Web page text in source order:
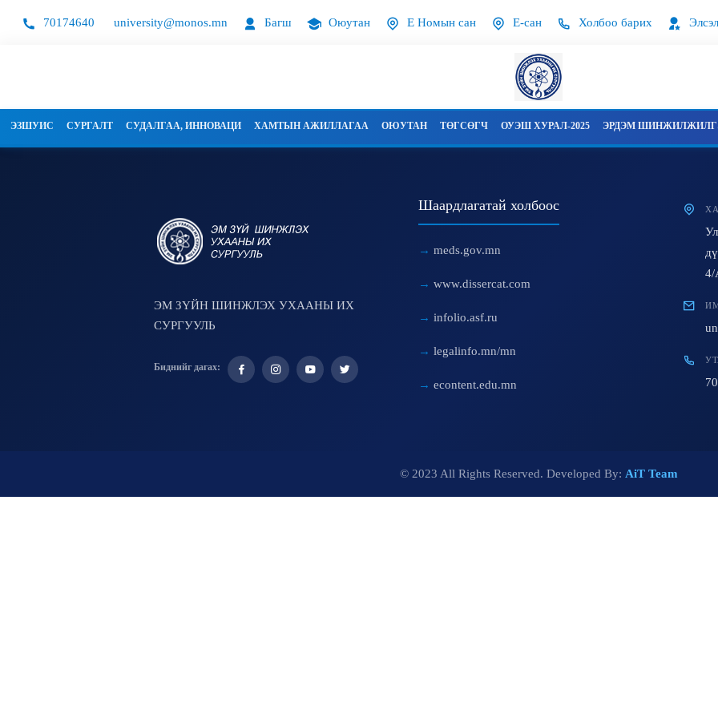
70174640 university@monos.mn Багш Оюутан Е Номын сан Е-сан Холбоо барих
ЭЗШУИС СУРГАЛТ СУДАЛГАА, ИННОВАЦИ ХАМТЫН АЖИЛЛАГАА ОЮУТАН ТӨГСӨГЧ ОУЭШ ХУРАЛ-2025 ЭРДЭМ
ЭМ ЗҮЙН ШИНЖЛЭХ УХААНЫ ИХ
СУРГУУЛЬ
Биднийг дагах:
Шаардлагатай холбоос
meds.gov.mn
www.dissercat.com
infolio.asf.ru
legalinfo.mn/mn
econtent.edu.mn
4/
© 2023 All Rights Reserved. Developed By: AiT Team